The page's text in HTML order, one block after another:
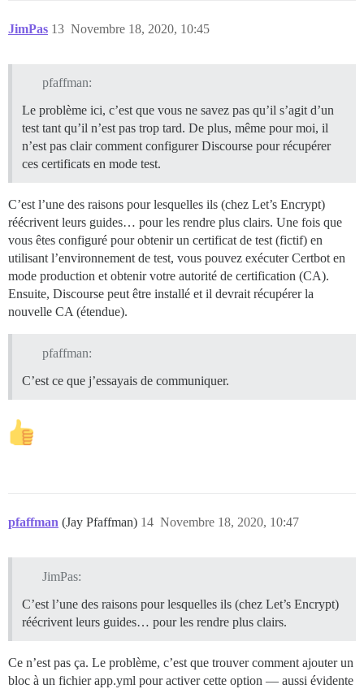
JimPas Novembre 18, 2020, 10:45
13
pfaffman:
Le problème ici, c’est que vous ne savez pas qu’il s’agit d’un
test tant qu’il n’est pas trop tard. De plus, même pour moi, il
n’est pas clair comment configurer Discourse pour récupérer
ces certificats en mode test.
C’est l’une des raisons pour lesquelles ils (chez Let’s Encrypt)
réécrivent leurs guides… pour les rendre plus clairs. Une fois que
vous êtes configuré pour obtenir un certificat de test (fictif) en
utilisant l’environnement de test, vous pouvez exécuter Certbot en
mode production et obtenir votre autorité de certification (CA).
Ensuite, Discourse peut être installé et il devrait récupérer la
nouvelle CA (étendue).
pfaffman:
C’est ce que j’essayais de communiquer.
pfaffman (Jay Pfaffman) Novembre 18, 2020, 10:47
14
JimPas:
C’est l’une des raisons pour lesquelles ils (chez Let’s Encrypt)
réécrivent leurs guides… pour les rendre plus clairs.
Ce n’est pas ça. Le problème, c’est que trouver comment ajouter un
bloc à un fichier app.yml pour activer cette option — aussi évidente